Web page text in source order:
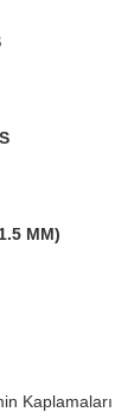
MM)
Kaplamaları